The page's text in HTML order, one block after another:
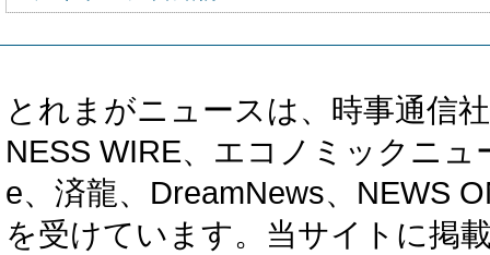
とれまがニュースは、時事通信
NESS WIRE、エコノミックニ
e、済龍、DreamNews、NEWS
を受けています。当サイトに掲